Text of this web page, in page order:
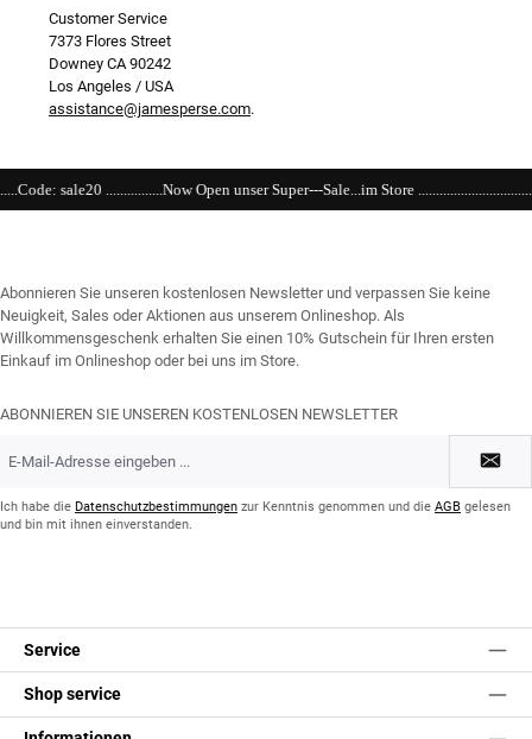
Customer Service
7373 Flores Street
Downey CA 90242
Los Angeles / USA
assistance@jamesperse.com.
Open unser Super---Sale...im Store
Abonnieren Sie unseren kostenlosen Newsletter und verpassen Sie keine
Neuigkeit, Sales oder Aktionen aus unserem Onlineshop. Als
Willkommensgeschenk erhalten Sie einen 10% Gutschein für Ihren ersten
Einkauf im Onlineshop oder bei uns im Store.
ABONNIEREN SIE UNSEREN KOSTENLOSEN NEWSLETTER
Mail-
*Ich habe die Datenschutzbestimmungen zur Kenntnis genommen und die AGB gelesen
und bin mit ihnen einverstanden.
Service
Shop service